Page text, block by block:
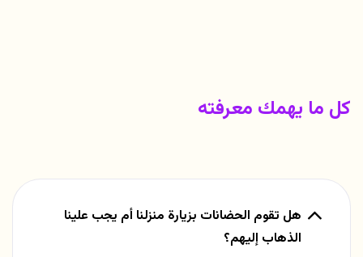
كل ما يهمك معرفته
هل تقوم الحضانات بزيارة منزلنا أم يجب علينا
الذهاب إليهم؟